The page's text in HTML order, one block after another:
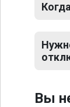
Вы